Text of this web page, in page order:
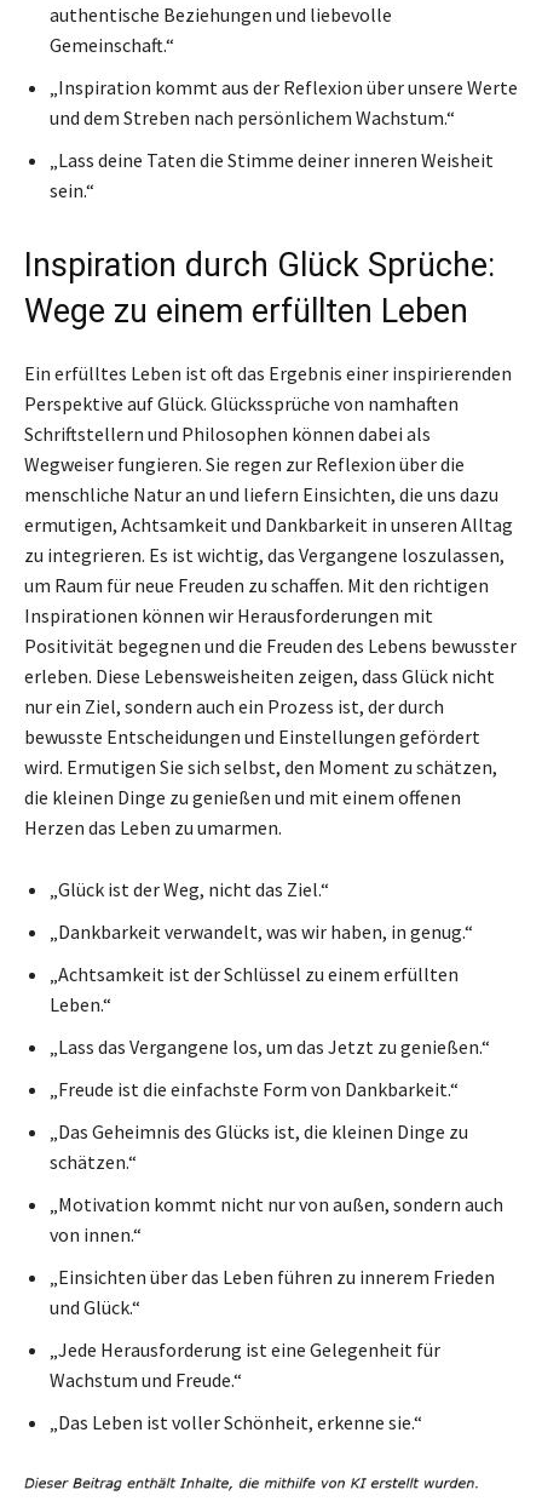
authentische Beziehungen und liebevolle
Gemeinschaft.“
„Inspiration kommt aus der Reflexion über unsere Werte
und dem Streben nach persönlichem Wachstum.“
„Lass deine Taten die Stimme deiner inneren Weisheit
sein.“
Inspiration durch Glück Sprüche:
Wege zu einem erfüllten Leben
Ein erfülltes Leben ist oft das Ergebnis einer inspirierenden
Perspektive auf Glück. Glückssprüche von namhaften
Schriftstellern und Philosophen können dabei als
Wegweiser fungieren. Sie regen zur Reflexion über die
menschliche Natur an und liefern Einsichten, die uns dazu
ermutigen, Achtsamkeit und Dankbarkeit in unseren Alltag
zu integrieren. Es ist wichtig, das Vergangene loszulassen,
um Raum für neue Freuden zu schaffen. Mit den richtigen
Inspirationen können wir Herausforderungen mit
Positivität begegnen und die Freuden des Lebens bewusster
erleben. Diese Lebensweisheiten zeigen, dass Glück nicht
nur ein Ziel, sondern auch ein Prozess ist, der durch
bewusste Entscheidungen und Einstellungen gefördert
wird. Ermutigen Sie sich selbst, den Moment zu schätzen,
die kleinen Dinge zu genießen und mit einem offenen
Herzen das Leben zu umarmen.
„Glück ist der Weg, nicht das Ziel.“
„Dankbarkeit verwandelt, was wir haben, in genug.“
„Achtsamkeit ist der Schlüssel zu einem erfüllten
Leben.“
„Lass das Vergangene los, um das Jetzt zu genießen.“
„Freude ist die einfachste Form von Dankbarkeit.“
„Das Geheimnis des Glücks ist, die kleinen Dinge zu
schätzen.“
„Motivation kommt nicht nur von außen, sondern auch
von innen.“
„Einsichten über das Leben führen zu innerem Frieden
und Glück.“
„Jede Herausforderung ist eine Gelegenheit für
Wachstum und Freude.“
„Das Leben ist voller Schönheit, erkenne sie.“